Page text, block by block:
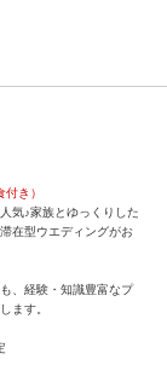
き）
気♪家族とゆっくりした
在型ウエディングがお
、経験・知識豊富なプ
ます。